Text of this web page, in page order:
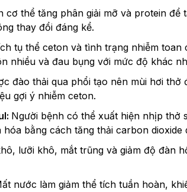
cơ thể tăng phân giải mỡ và protein để
thay đổi đáng kể.
tụ thể ceton và tình trạng nhiễm toan
nhiều và đau bụng với mức độ khác
đào thải qua phổi tạo nên mùi hơi thở
gợi ý nhiễm ceton.
Người bệnh có thể xuất hiện nhịp thở
bằng cách tăng thải carbon dioxide
lưỡi khô, mắt trũng và giảm độ đàn
nước làm giảm thể tích tuần hoàn,